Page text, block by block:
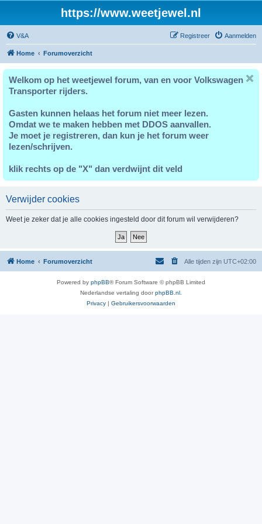
https://www.weetjewel.nl
V&A Aanmelden
Registreer
Home Forumoverzicht
Welkom op het weetjewel forum, van en voor Volkswagen
Transporter rijders.
Gasten kunnen helaas het forum niet meer lezen.
Omdat we te maken hebben met DDOS aanvallen.
Je moet je registreren, dan kun je het forum weer
lezen/schrijven.
klik rechts op de "X" dan verdwijnt dit veld
Verwijder cookies
Weet je zeker dat je alle cookies ingesteld door dit forum wil verwijderen?
Home Forumoverzicht Alle tijden zijn UTC+02:00
Powered by phpBB® Forum Software © phpBB Limited
Nederlandse vertaling doorphpBB.nl
Privacy | Gebruikersvoorwaarden